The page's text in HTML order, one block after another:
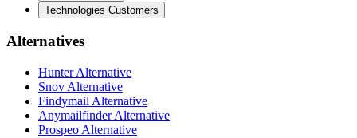
Technologies Customers
Alternatives
Hunter Alternative
Snov Alternative
Findymail Alternative
Anymailfinder Alternative
Prospeo Alternative